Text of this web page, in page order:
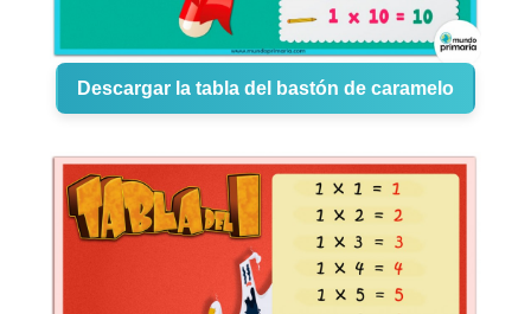
Descargar la tabla del bastón de caramelo